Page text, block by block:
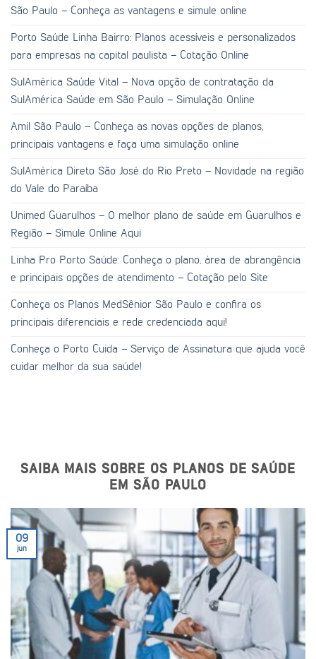
São Paulo – Conheça as vantagens e simule online
Porto Saúde Linha Bairro: Planos acessíveis e personalizados
para empresas na capital paulista – Cotação Online
SulAmérica Saúde Vital – Nova opção de contratação da
SulAmérica Saúde em São Paulo – Simulação Online
Amil São Paulo – Conheça as novas opções de planos,
principais vantagens e faça uma simulação online
SulAmérica Direto São José do Rio Preto – Novidade na região
do Vale do Paraíba
Unimed Guarulhos – O melhor plano de saúde em Guarulhos e
Região – Simule Online Aqui
Linha Pro Porto Saúde: Conheça o plano, área de abrangência
e principais opções de atendimento – Cotação pelo Site
Conheça os Planos MedSênior São Paulo e confira os
principais diferenciais e rede credenciada aqui!
Conheça o Porto Cuida – Serviço de Assinatura que ajuda você
cuidar melhor da sua saúde!
SAIBA MAIS SOBRE OS PLANOS DE SAÚDE
EM SÃO PAULO
09
jun